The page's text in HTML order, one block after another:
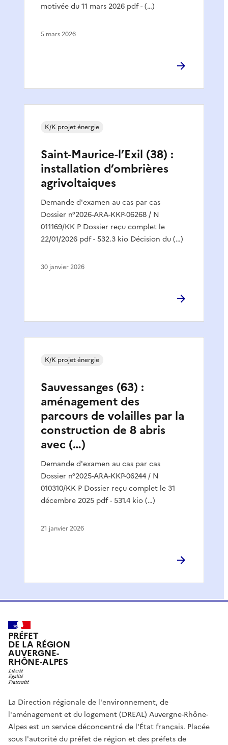
motivée du 11 mars 2026 pdf - (…)
5 mars 2026
Saint-Maurice-l’Exil (38) :
installation d’ombrières
agrivoltaiques
Demande d'examen au cas par cas
Dossier n°2026-ARA-KKP-06268 / N
011169/KK P Dossier reçu complet le
22/01/2026 pdf - 532.3 kio Décision du (…)
K/K projet énergie
30 janvier 2026
Sauvessanges (63) :
aménagement des
parcours de volailles par la
construction de 8 abris
avec (…)
Demande d'examen au cas par cas
Dossier n°2025-ARA-KKP-06244 / N
010310/KK P Dossier reçu complet le 31
décembre 2025 pdf - 531.4 kio (…)
K/K projet énergie
21 janvier 2026
PRÉFET
DE LA RÉGION
AUVERGNE-
RHÔNE-ALPES
La Direction régionale de l'environnement, de
l'aménagement et du logement (DREAL) Auvergne-Rhône-
Alpes est un service déconcentré de l'État français. Placée
sous l'autorité du préfet de région et des préfets de